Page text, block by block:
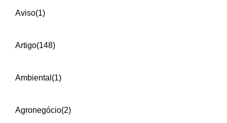
Aviso(1)
Artigo(148)
Ambiental (1)
Agronegócio(2)